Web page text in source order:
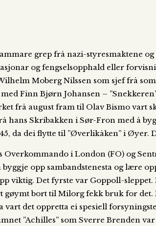
grep frå nazi-styresmaktene
og fengselsopphald eller
Moberg Nilssen som sjef frå
Finn Bjørn Johansen –
frå august fram til Olav Bismo vart
Skribakken i Sør-Fron med å
da dei flytte til ”Øverlikåken” i
i London (FO) og
opp sambandstenesta og lære
viktig. Det fyrste var Goppoll-
gøymt bort til Milorg fekk bruk for
vart det oppretta ei spesiell
”Achilles” som Sverre Brenden